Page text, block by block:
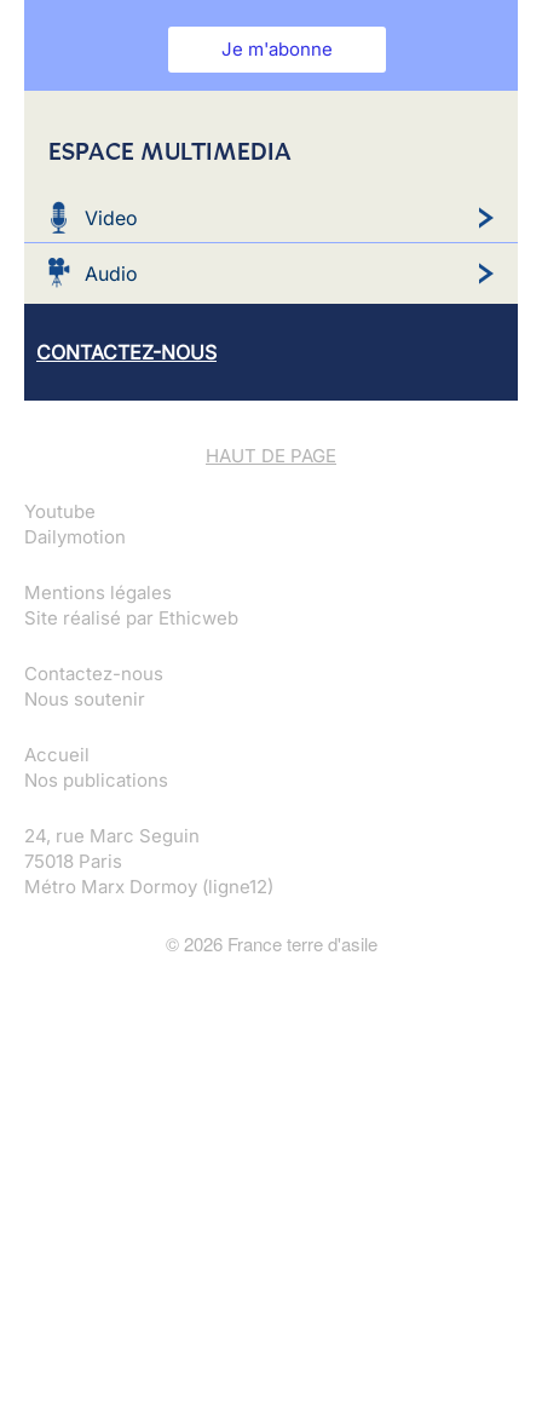
Je m'abonne
ESPACE MULTIMEDIA
Video
Audio
CONTACTEZ-NOUS
HAUT DE PAGE
Youtube
Dailymotion
Mentions légales
Site réalisé par Ethicweb
Contactez-nous
Nous soutenir
Accueil
Nos publications
24, rue Marc Seguin
75018 Paris
Métro Marx Dormoy (ligne12)
© 2026France terre d'asile